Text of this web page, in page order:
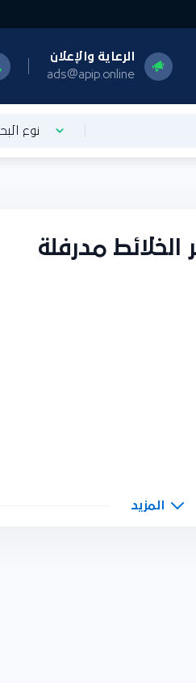
الرعاية والإعلان
ads@apip.online
نوع
مدرفلة
المزيد